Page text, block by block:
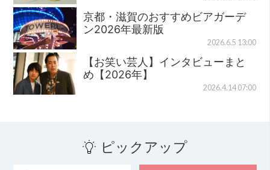
京都・滋賀のおすすめビアガーデ
ン2026年最新版
2026.6.5 13:00
【お笑い芸人】インタビューまと
め【2026年】
2026.4.14 07:00
ピックアップ